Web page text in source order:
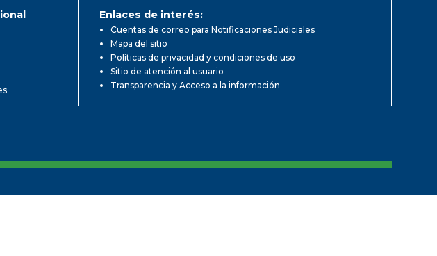
Enlaces de interés:
Cuentas de correo para Notificaciones Judiciales
Mapa del sitio
Políticas de privacidad y condiciones de uso
Sitio de atención al usuario
Transparencia y Acceso a la información